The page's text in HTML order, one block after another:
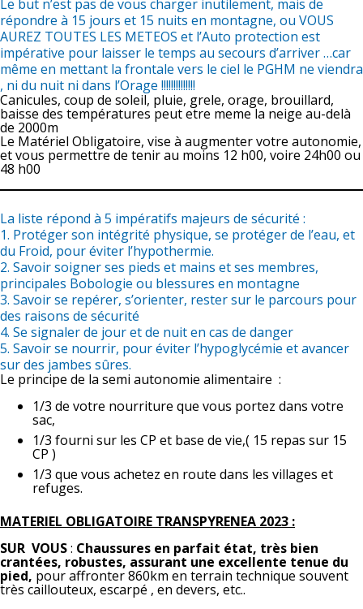
Le but n’est pas de vous charger inutilement, mais de
répondre à 15 jours et 15 nuits en montagne, ou VOUS
AUREZ TOUTES LES METEOS et l’Auto protection est
impérative pour laisser le temps au secours d’arriver …car
même en mettant la frontale vers le ciel le PGHM ne viendra
, ni du nuit ni dans l’Orage !!!!!!!!!!!!!!
Canicules, coup de soleil, pluie, grele, orage, brouillard,
baisse des températures peut etre meme la neige au-delà
de 2000m
Le Matériel Obligatoire, vise à augmenter votre autonomie,
et vous permettre de tenir au moins 12 h00, voire 24h00 ou
48 h00
La liste répond à 5 impératifs majeurs de sécurité :
1. Protéger son intégrité physique, se protéger de l’eau, et
du Froid, pour éviter l’hypothermie.
2. Savoir soigner ses pieds et mains et ses membres,
principales Bobologie ou blessures en montagne
3. Savoir se repérer, s’orienter, rester sur le parcours pour
des raisons de sécurité
4. Se signaler de jour et de nuit en cas de danger
5. Savoir se nourrir, pour éviter l’hypoglycémie et avancer
sur des jambes sûres.
Le principe de la semi autonomie alimentaire :
1/3 de votre nourriture que vous portez dans votre
sac,
1/3 fourni sur les CP et base de vie,( 15 repas sur 15
CP )
1/3 que vous achetez en route dans les villages et
refuges.
MATERIEL OBLIGATOIRE TRANSPYRENEA 2023 :
SUR VOUS: Chaussures en parfait état, très bien
crantées, robustes, assurant une excellente tenue du
pied, pour affronter 860km en terrain technique souvent
très caillouteux, escarpé , en devers, etc..